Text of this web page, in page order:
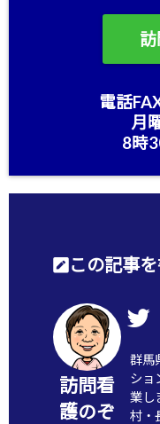
電話
月
8時
この記事
訪問看
護のぞ
群馬
ショ
業し
村・